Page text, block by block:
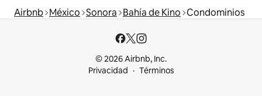
Airbnb México Sonora Bahía de Kino Condominios
© 2026 Airbnb, Inc.
Privacidad
Términos